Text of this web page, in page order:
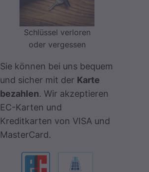
Schlüssel verloren
oder vergessen
Sie können bei uns bequem
und sicher mit der Karte
bezahlen. Wir akzeptieren
EC-Karten und
Kreditkarten von VISA und
MasterCard.